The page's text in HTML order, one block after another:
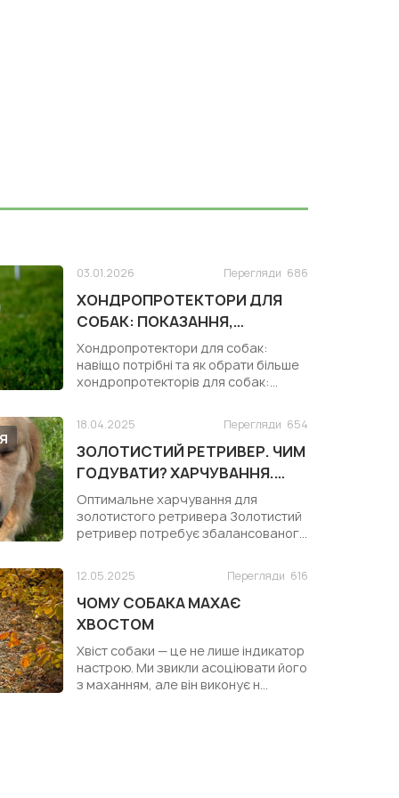
03.01.2026 Перегляди 686
ХОНДРОПРОТЕКТОРИ ДЛЯ
СОБАК: ПОКАЗАННЯ,
КОРИСТЬ І ЗАСТОСУВАННЯ
Хондропротектори для собак:
навіщо потрібні та як обрати більше
хондропротекторів для собак:
18.04.2025 Перегляди 654
ЗОЛОТИСТИЙ РЕТРИВЕР. ЧИМ
ГОДУВАТИ? ХАРЧУВАННЯ.
КОРМ ДЛЯ ЗОЛОТИСТОГО
РЕТРИВЕРА
Оптимальне харчування для
золотистого ретривера Золотистий
ретривер потребує збалансованого
12.05.2025 Перегляди 616
ЧОМУ СОБАКА МАХАЄ
ХВОСТОМ
Хвіст собаки — це не лише індикатор
настрою. Ми звикли асоціювати його
з маханням, але він виконує н...